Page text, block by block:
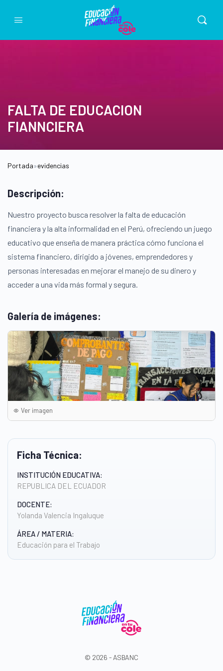
FALTA DE EDUCACION
FIANNCIERA
Portada»evidencias
Ficha Técnica:
INSTITUCIÓN EDUCATIVA:
REPUBLICA DEL ECUADOR
DOCENTE:
Yolanda Valencia Ingaluque
ÁREA / MATERIA:
Educación para el Trabajo
Descripción:
Nuestro proyecto busca resolver la falta de educación
financiera y la alta informalidad en el Perú, ofreciendo un juego
educativo que enseña de manera práctica cómo funciona el
sistema financiero, dirigido a jóvenes, emprendedores y
personas interesadas en mejorar el manejo de su dinero y
acceder a una vida más formal y segura.
Galería de imágenes:
Ver imagen
© 2026 - ASBANC